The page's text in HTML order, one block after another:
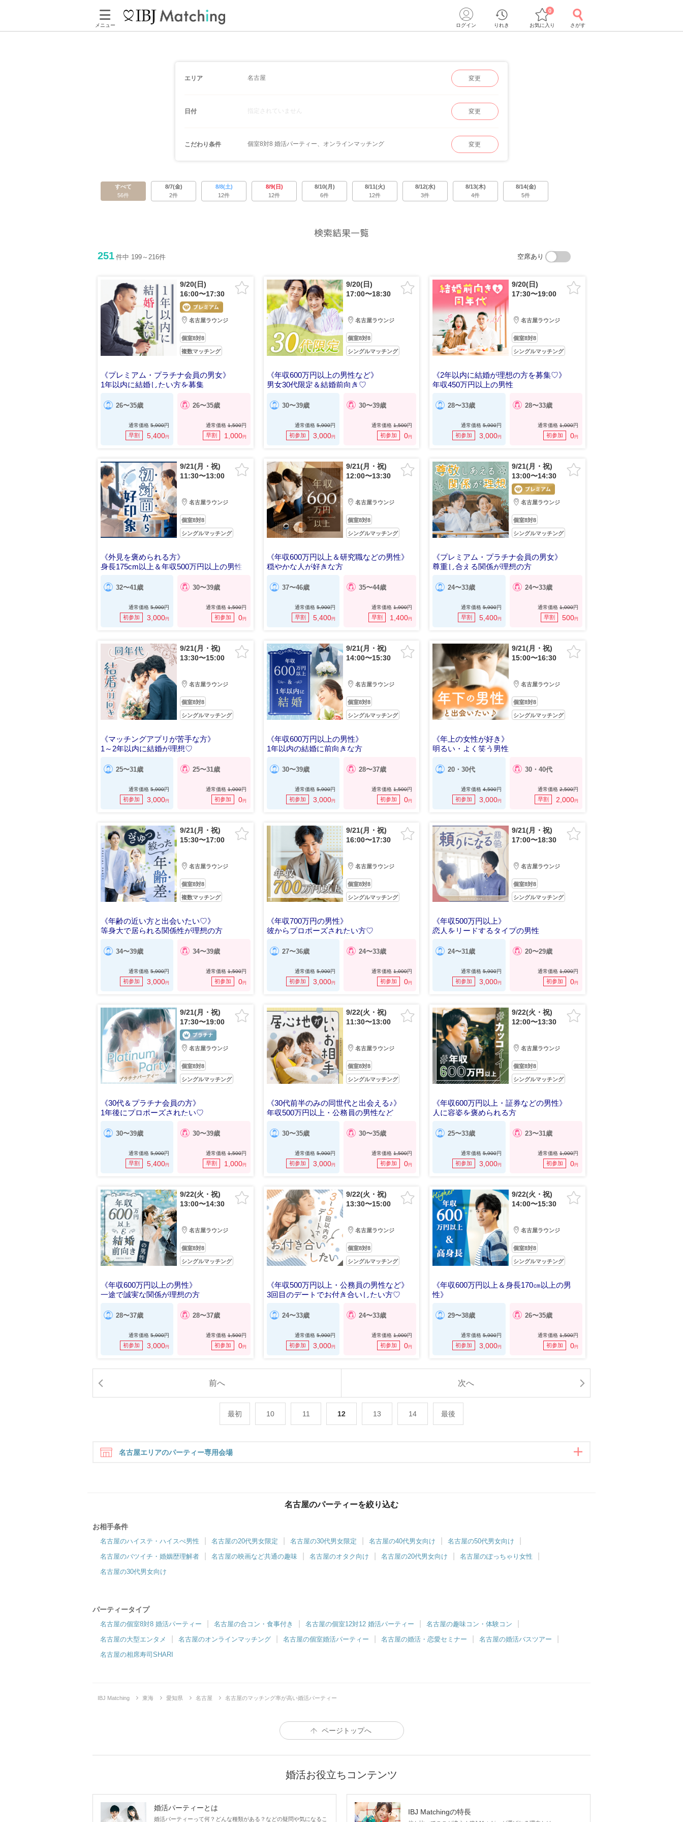
メニュー ログイン りれき お気に入り
0
さがす
エリア 名古屋 変更
日付 指定されていません 変更
こだわり条件 個室8対8 婚活パーティー、オンラインマッチング 変更
すべて
56件
8/7(金)
2件
8/8(土)
12件
8/9(日)
12件
8/10(月)
6件
8/11(火)
12件
8/12(水)
3件
8/13(木)
4件
8/14(金)
5件
検索結果一覧
251 件中 199～216件 空席あり
9/20(日)
16:00〜17:30
名古屋ラウンジ
個室8対8
複数マッチング
《プレミアム・プラチナ会員の男女》
1年以内に結婚したい方を募集
26〜35歳
通常価格5,900円
早割 5,400円
26〜35歳
通常価格1,500円
早割 1,000円
9/20(日)
17:00〜18:30
名古屋ラウンジ
個室8対8
シングルマッチング
《年収600万円以上の男性など》
男女30代限定＆結婚前向き♡
30〜39歳
通常価格 5,900円
初参加 3,000円
30〜39歳
通常価格1,500円
初参加 0円
9/20(日)
17:30〜19:00
名古屋ラウンジ
個室8対8
シングルマッチング
《2年以内に結婚が理想の方を募集♡》
年収450万円以上の男性
28〜33歳
通常価格5,900円
初参加 3,000円
28〜33歳
通常価格 1,000円
初参加 0円
9/21(月・祝)
11:30〜13:00
名古屋ラウンジ
個室8対8
シングルマッチング
《外見を褒められる方》
身長175cm以上＆年収500万円以上の男性
32〜41歳
通常価格5,900円
初参加 3,000円
30〜39歳
通常価格1,500円
初参加 0円
9/21(月・祝)
12:00〜13:30
名古屋ラウンジ
個室8対8
シングルマッチング
《年収600万円以上＆研究職などの男性》
穏やかな人が好きな方
37〜46歳
通常価格 5,900円
早割 5,400円
35〜44歳
通常価格1,900円
早割 1,400円
9/21(月・祝)
13:00〜14:30
名古屋ラウンジ
個室8対8
シングルマッチング
《プレミアム・プラチナ会員の男女》
尊重し合える関係が理想の方
24〜33歳
通常価格5,900円
早割 5,400円
24〜33歳
通常価格 1,000円
早割 500円
9/21(月・祝)
13:30〜15:00
名古屋ラウンジ
個室8対8
シングルマッチング
《マッチングアプリが苦手な方》
1～2年以内に結婚が理想♡
25〜31歳
通常価格5,900円
初参加 3,000円
25〜31歳
通常価格1,000円
初参加 0円
9/21(月・祝)
14:00〜15:30
名古屋ラウンジ
個室8対8
シングルマッチング
《年収600万円以上の男性》
1年以内の結婚に前向きな方
30〜39歳
通常価格 5,900円
初参加 3,000円
28〜37歳
通常価格1,500円
初参加 0円
9/21(月・祝)
15:00〜16:30
名古屋ラウンジ
個室8対8
シングルマッチング
《年上の女性が好き》
明るい・よく笑う男性
20・30代
通常価格4,500円
初参加 3,000円
30・40代
通常価格 2,500円
早割 2,000円
9/21(月・祝)
15:30〜17:00
名古屋ラウンジ
個室8対8
複数マッチング
《年齢の近い方と出会いたい♡》
等身大で居られる関係性が理想の方
34〜39歳
通常価格5,900円
初参加 3,000円
34〜39歳
通常価格1,500円
初参加 0円
9/21(月・祝)
16:00〜17:30
名古屋ラウンジ
個室8対8
シングルマッチング
《年収700万円の男性》
彼からプロポーズされたい方♡
27〜36歳
通常価格 5,900円
初参加 3,000円
24〜33歳
通常価格1,000円
初参加 0円
9/21(月・祝)
17:00〜18:30
名古屋ラウンジ
個室8対8
シングルマッチング
《年収500万円以上》
恋人をリードするタイプの男性
24〜31歳
通常価格5,900円
初参加 3,000円
20〜29歳
通常価格 1,000円
初参加 0円
9/21(月・祝)
17:30〜19:00
名古屋ラウンジ
個室8対8
シングルマッチング
《30代＆プラチナ会員の方》
1年後にプロポーズされたい♡
30〜39歳
通常価格5,900円
早割 5,400円
30〜39歳
通常価格1,500円
早割 1,000円
9/22(火・祝)
11:30〜13:00
名古屋ラウンジ
個室8対8
シングルマッチング
《30代前半のみの同世代と出会える♪》
年収500万円以上・公務員の男性など
30〜35歳
通常価格 5,900円
初参加 3,000円
30〜35歳
通常価格1,500円
初参加 0円
9/22(火・祝)
12:00〜13:30
名古屋ラウンジ
個室8対8
シングルマッチング
《年収600万円以上・証券などの男性》
人に容姿を褒められる方
25〜33歳
通常価格5,900円
初参加 3,000円
23〜31歳
通常価格 1,000円
初参加 0円
9/22(火・祝)
13:00〜14:30
名古屋ラウンジ
個室8対8
シングルマッチング
《年収600万円以上の男性》
一途で誠実な関係が理想の方
28〜37歳
通常価格5,900円
初参加 3,000円
28〜37歳
通常価格1,500円
初参加 0円
9/22(火・祝)
13:30〜15:00
名古屋ラウンジ
個室8対8
シングルマッチング
《年収500万円以上・公務員の男性など》
3回目のデートでお付き合いしたい方♡
24〜33歳
通常価格 5,900円
初参加 3,000円
24〜33歳
通常価格1,000円
初参加 0円
9/22(火・祝)
14:00〜15:30
名古屋ラウンジ
個室8対8
シングルマッチング
《年収600万円以上＆身長170㎝以上の男
性》
29〜38歳
通常価格5,900円
初参加 3,000円
26〜35歳
通常価格 1,500円
初参加 0円
前へ 次へ
最初 10 11 12 13 14 最後
名古屋エリアのパーティー専用会場
名古屋ラウンジ
サービス
ツヴァイ名駅
名古屋のパーティーを絞り込む
お相手条件
名古屋のハイステ・ハイスぺ男性 名古屋の20代男女限定 名古屋の30代男女限定 名古屋の40代男女向け
名古屋の50代男女向け
名古屋のバツイチ・婚姻歴理解者
名古屋の映画など共通の趣味 名古屋のオタク向け 名古屋の20代男女向け
名古屋のぽっちゃり女性
名古屋の30代男女向け
パーティータイプ
名古屋の個室8対8 婚活パーティー 名古屋の合コン・食事付き 名古屋の個室12対12 婚活パーティー
名古屋の趣味コン・体験コン
名古屋の大型エンタメ
名古屋のオンラインマッチング 名古屋の個室婚活パーティー 名古屋の婚活・恋愛セミナー
名古屋の婚活バスツアー
名古屋の相席寿司SHARI
IBJ Matching 東海 愛知県 名古屋 名古屋のマッチング率が高い婚活パーティー
ページトップへ
婚活お役立ちコンテンツ
婚活パーティーとは
婚活パーティーって何？どんな種類がある？などの疑問や気になるこ
IBJ Matchingの特長